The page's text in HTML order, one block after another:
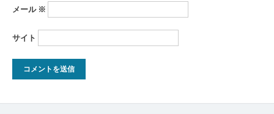
メール ※
サイト